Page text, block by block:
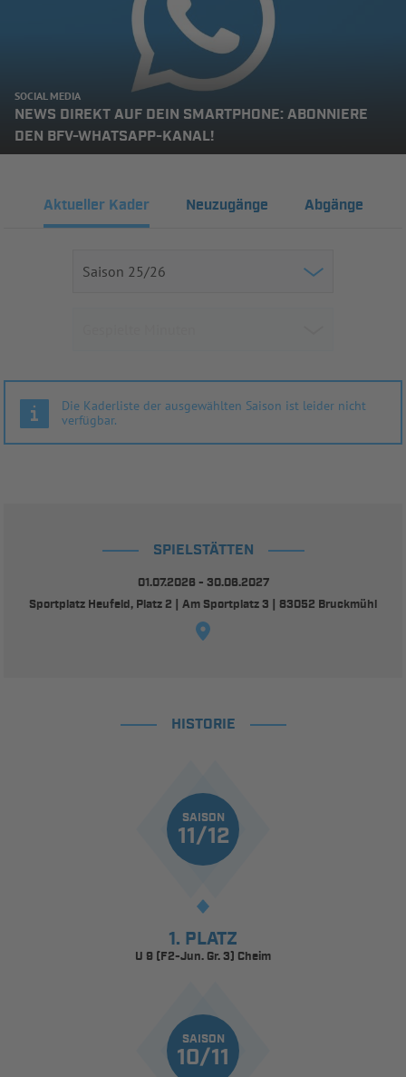
SOCIAL MEDIA
NEWS DIREKT AUF DEIN SMARTPHONE: ABONNIERE
DEN BFV-WHATSAPP-KANAL!
Aktueller Kader Neuzugänge Abgänge
Die Kaderliste der ausgewählten Saison ist leider nicht
verfügbar.
SPIELSTÄTTEN
01.07.2026 - 30.06.2027
Sportplatz Heufeld, Platz 2 | Am Sportplatz 3 | 83052 Bruckmühl
HISTORIE
SAISON
11/12
1. PLATZ
U 9 (F2-Jun. Gr. 3) Cheim
SAISON
10/11